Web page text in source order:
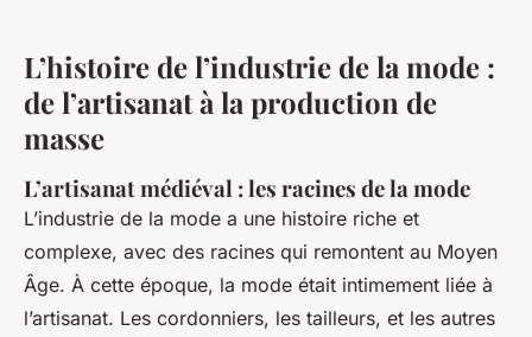
L’histoire de l’industrie de la mode :
de l’artisanat à la production de
masse
L’artisanat médiéval : les racines de la mode
L’industrie de la mode a une histoire riche et
complexe, avec des racines qui remontent au Moyen
Âge. À cette époque, la mode était intimement liée à
l’artisanat. Les cordonniers, les tailleurs, et les autres